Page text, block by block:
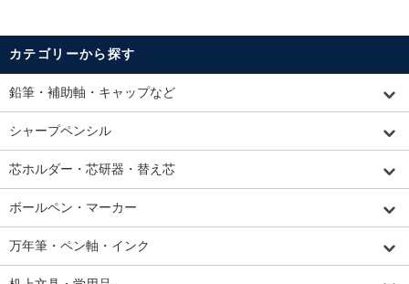
カテゴリーから探す
鉛筆・補助軸・キャップなど
シャープペンシル
芯ホルダー・芯研器・替え芯
ボールペン・マーカー
万年筆・ペン軸・インク